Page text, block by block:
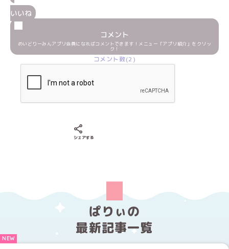
いいね
コメント
めいどりーみんアプリ会員になればコメントできます！メニュー「アプリ紹介」をクリッ
ク！
コメント数(2)
シェアする
ぱりぃの
最新記事一覧